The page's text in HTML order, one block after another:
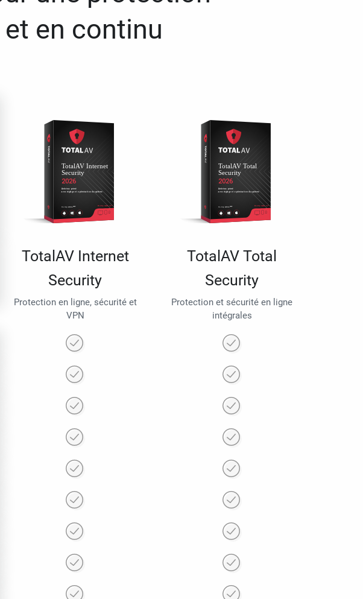
en continu
TotalAV Internet
Security
Protection en ligne, sécurité et
VPN
TotalAV Total
Security
Protection et sécurité en ligne
intégrales